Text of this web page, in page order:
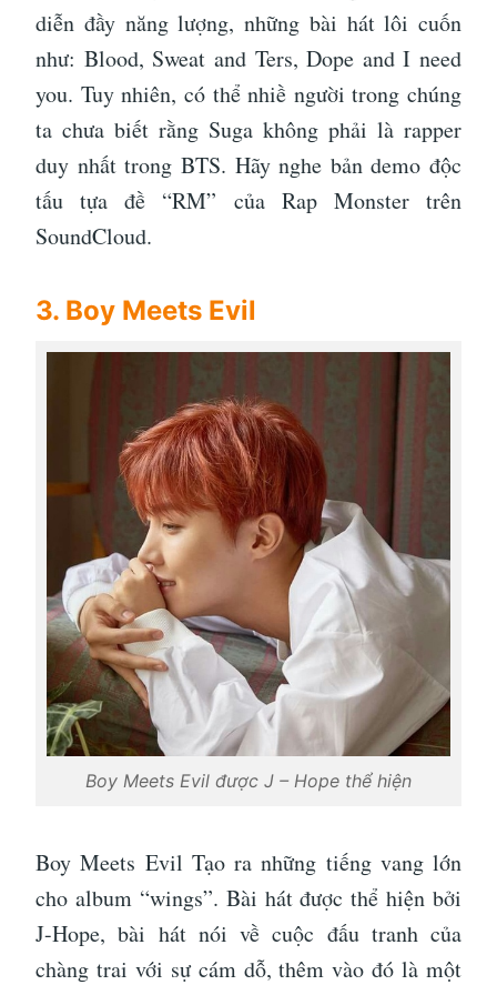
diễn đầy năng lượng, những bài hát lôi cuốn
như: Blood, Sweat and Ters, Dope and I need
you. Tuy nhiên, có thể nhiề người trong chúng
ta chưa biết rằng Suga không phải là rapper
duy nhất trong BTS. Hãy nghe bản demo độc
tấu tựa đề “RM” của Rap Monster trên
SoundCloud.
3. Boy Meets Evil
Boy Meets Evil được J – Hope thể hiện
Boy Meets Evil Tạo ra những tiếng vang lớn
cho album “wings”. Bài hát được thể hiện bởi
J-Hope, bài hát nói về cuộc đấu tranh của
chàng trai với sự cám dỗ, thêm vào đó là một